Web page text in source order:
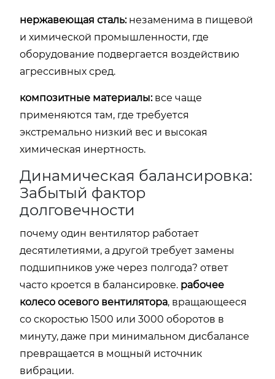
нержавеющая сталь:незаменима в пищевой
и химической промышленности, где
оборудование подвергается воздействию
агрессивных сред.
композитные материалы:все чаще
применяются там, где требуется
экстремально низкий вес и высокая
химическая инертность.
Динамическая балансировка:
Забытый фактор
долговечности
почему один вентилятор работает
десятилетиями, а другой требует замены
подшипников уже через полгода? ответ
часто кроется в балансировке. рабочее
колесо осевого вентилятора, вращающееся
со скоростью 1500 или 3000 оборотов в
минуту, даже при минимальном дисбалансе
превращается в мощный источник
вибрации.